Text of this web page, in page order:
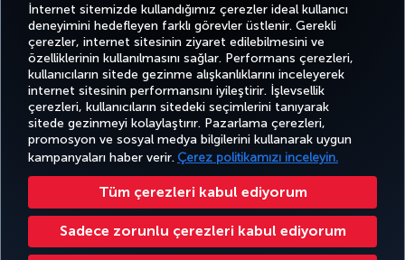
İnternet sitemizde kullandığımız çerezler ideal kullanıcı
deneyimini hedefleyen farklı görevler üstlenir. Gerekli
çerezler, internet sitesinin ziyaret edilebilmesini ve
özelliklerinin kullanılmasını sağlar. Performans çerezleri,
kullanıcıların sitede gezinme alışkanlıklarını inceleyerek
internet sitesinin performansını iyileştirir. İşlevsellik
çerezleri, kullanıcıların sitedeki seçimlerini tanıyarak
sitede gezinmeyi kolaylaştırır. Pazarlama çerezleri,
promosyon ve sosyal medya bilgilerini kullanarak uygun
kampanyaları haber verir. Çerez politikamızı inceleyin.
Tüm çerezleri kabul ediyorum
Sadece zorunlu çerezleri kabul ediyorum
TwitterFacebook
Instagram
YoutubeLinkedIn
TiktokBlogPinterest
BİLET
AL VE
YÖNET
DENEYİM
FIRSATLAR
VE UÇUŞ
NOKTALARI
YARDIM MILES&SMILES
Bilgi Toplumu Hizmetleri Erişilebilirlik Gizlilik ve Çerez Politikası Yasal Uyarı Yolcu Hakları
Çerez Ayarlarını Değiştir